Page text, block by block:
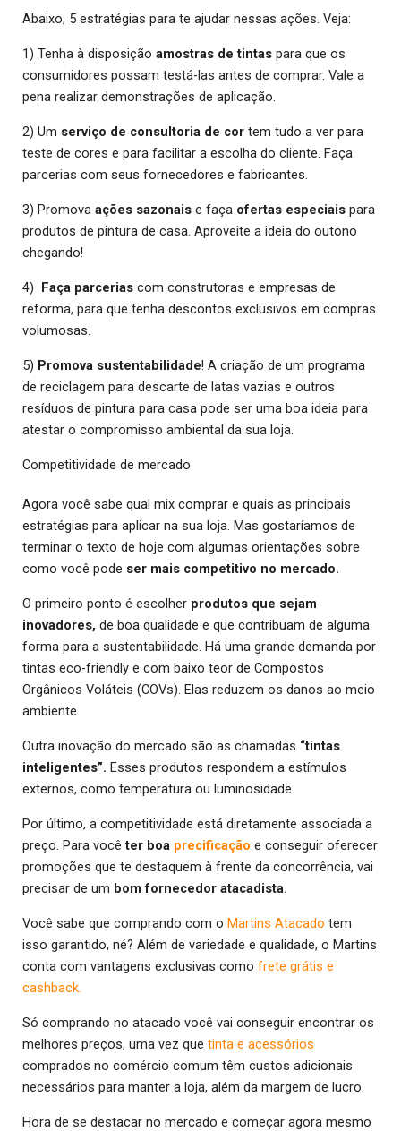
Abaixo, 5 estratégias para te ajudar nessas ações. Veja:
1) Tenha à disposição amostras de tintas para que os
consumidores possam testá-las antes de comprar. Vale a
pena realizar demonstrações de aplicação.
2) Um serviço de consultoria de cor tem tudo a ver para
teste de cores e para facilitar a escolha do cliente. Faça
parcerias com seus fornecedores e fabricantes.
3) Promova ações sazonais e faça ofertas especiais para
produtos de pintura de casa. Aproveite a ideia do outono
chegando!
4) Faça parcerias com construtoras e empresas de
reforma, para que tenha descontos exclusivos em compras
volumosas.
5) Promova sustentabilidade! A criação de um programa
de reciclagem para descarte de latas vazias e outros
resíduos de pintura para casa pode ser uma boa ideia para
atestar o compromisso ambiental da sua loja.
Competitividade de mercado
Agora você sabe qual mix comprar e quais as principais
estratégias para aplicar na sua loja. Mas gostaríamos de
terminar o texto de hoje com algumas orientações sobre
como você pode ser mais competitivo no mercado.
O primeiro ponto é escolher produtos que sejam
inovadores, de boa qualidade e que contribuam de alguma
forma para a sustentabilidade. Há uma grande demanda por
tintas eco-friendly e com baixo teor de Compostos
Orgânicos Voláteis (COVs). Elas reduzem os danos ao meio
ambiente.
Outra inovação do mercado são as chamadas “tintas
inteligentes”. Esses produtos respondem a estímulos
externos, como temperatura ou luminosidade.
Por último, a competitividade está diretamente associada a
preço. Para vocêter boa precificação e conseguir oferecer
promoções que te destaquem à frente da concorrência, vai
precisar de um bom fornecedor atacadista.
Você sabe que comprando com o Martins Atacado tem
isso garantido, né? Além de variedade e qualidade, o Martins
conta com vantagens exclusivas como frete grátis e
cashback.
Só comprando no atacado você vai conseguir encontrar os
melhores preços, uma vez que tinta e acessórios
comprados no comércio comum têm custos adicionais
necessários para manter a loja, além da margem de lucro.
Hora de se destacar no mercado e começar agora mesmo